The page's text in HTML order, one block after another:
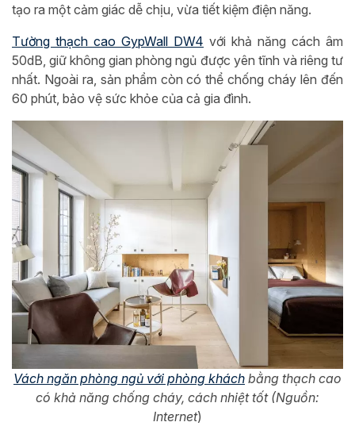
tạo ra một cảm giác dễ chịu, vừa tiết kiệm điện năng.
Tường thạch cao GypWall DW4 với khả năng cách âm
50dB, giữ không gian phòng ngủ được yên tĩnh và riêng tư
nhất. Ngoài ra, sản phẩm còn có thể chống cháy lên đến
60 phút, bảo vệ sức khỏe của cả gia đình.
Vách ngăn phòng ngủ với phòng khách bằng thạch cao
có khả năng chống cháy, cách nhiệt tốt (Nguồn:
Internet)